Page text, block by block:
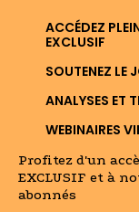
ACCÉDEZ
EXCLUSIF
SOUTENEZ LE
ANALYSES ET
WEBINAIRES
Profitez d'un
EXCLUSIF et à
abonnés